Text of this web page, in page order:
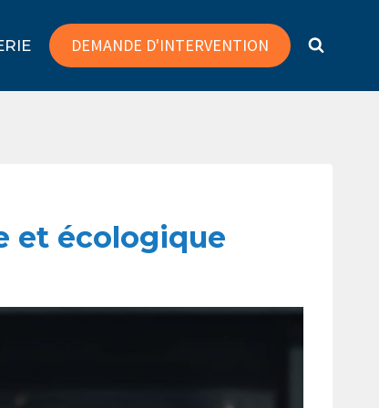
DEMANDE D'INTERVENTION
et écologique